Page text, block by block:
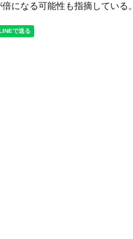
になる可能性も指摘している。